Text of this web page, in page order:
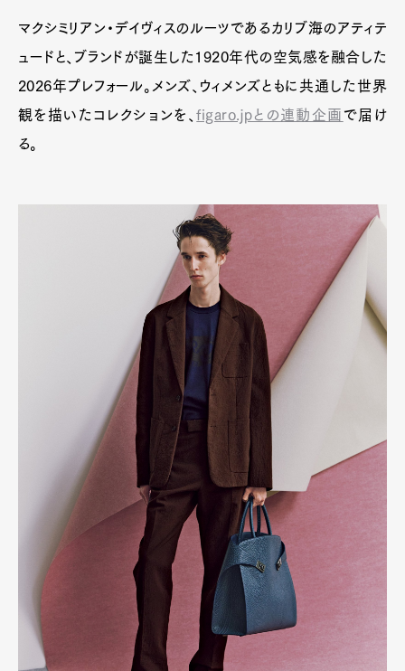
GourmetCars
ProductCultureLifestyle
Pen Meet
Pen international Pen tw
マクシミリアン・デイヴィスのルーツであるカリブ海のアティテ
ュードと、ブランドが誕生した1920年代の空気感を融合した
2026年プレフォール。メンズ、ウィメンズともに共通した世界
観を描いたコレクションを、figaro.jpとの連動企画 で届け
る。